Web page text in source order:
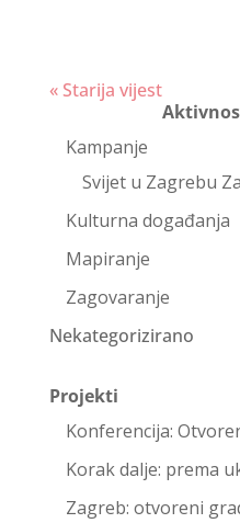
Continue
« Starija vijest
Kampanje
Svijet u Zagrebu
Kulturna događanja
Mapiranje
Zagovaranje
Nekategorizirano
Projekti
Konferencija:
Korak dalje: prema
Zagreb: otvoreni